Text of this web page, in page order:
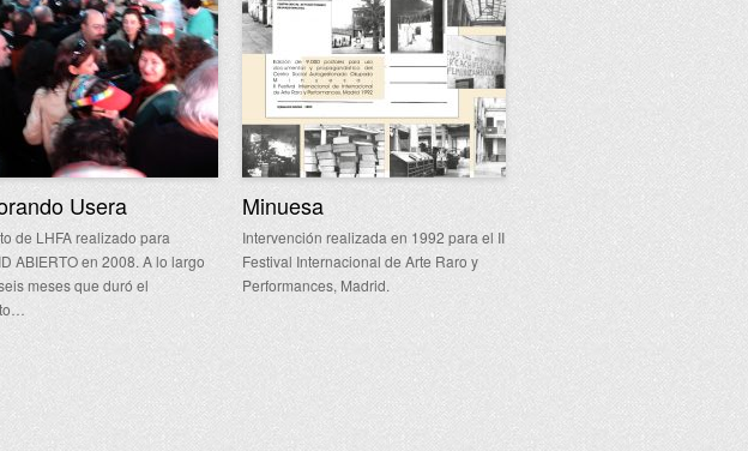
Usera
de LHFA realizado para
ABIERTO en 2008. A lo largo
meses que duró el
Minuesa
Intervención realizada en 1992 para el II
Festival Internacional de Arte Raro y
Performances, Madrid.